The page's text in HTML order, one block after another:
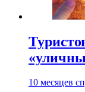
10 месяцев